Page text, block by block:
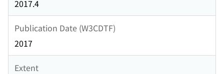
2017.4
Publication Date (W3CDTF)
2017
Extent